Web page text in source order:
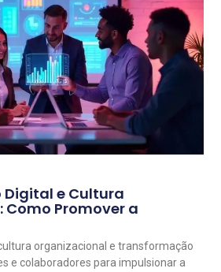
e Cultura
Promover a
organizacional e transformação
e colaboradores para impulsionar a